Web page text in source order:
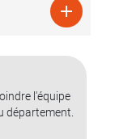

l'équipe
département.